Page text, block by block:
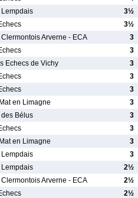
Lempdais 3½
3½
Arverne - ECA 3
3
Echecs de Vichy 3
3
3
en Limagne 3
Bélus 3
3
en Limagne 3
Lempdais 3
Lempdais 2½
Arverne - ECA 2½
2½